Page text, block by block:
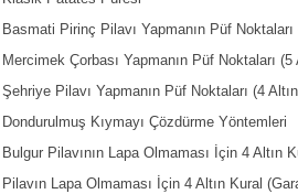
Basmati Pirinç Pilavı Yapmanın Püf Noktaları
Mercimek Çorbası Yapmanın Püf Noktaları (5
Şehriye Pilavı Yapmanın Püf Noktaları (4
Dondurulmuş Kıymayı Çözdürme Yöntemleri
Bulgur Pilavının Lapa Olmaması İçin 4 Altın
Pilavın Lapa Olmaması İçin 4 Altın Kural